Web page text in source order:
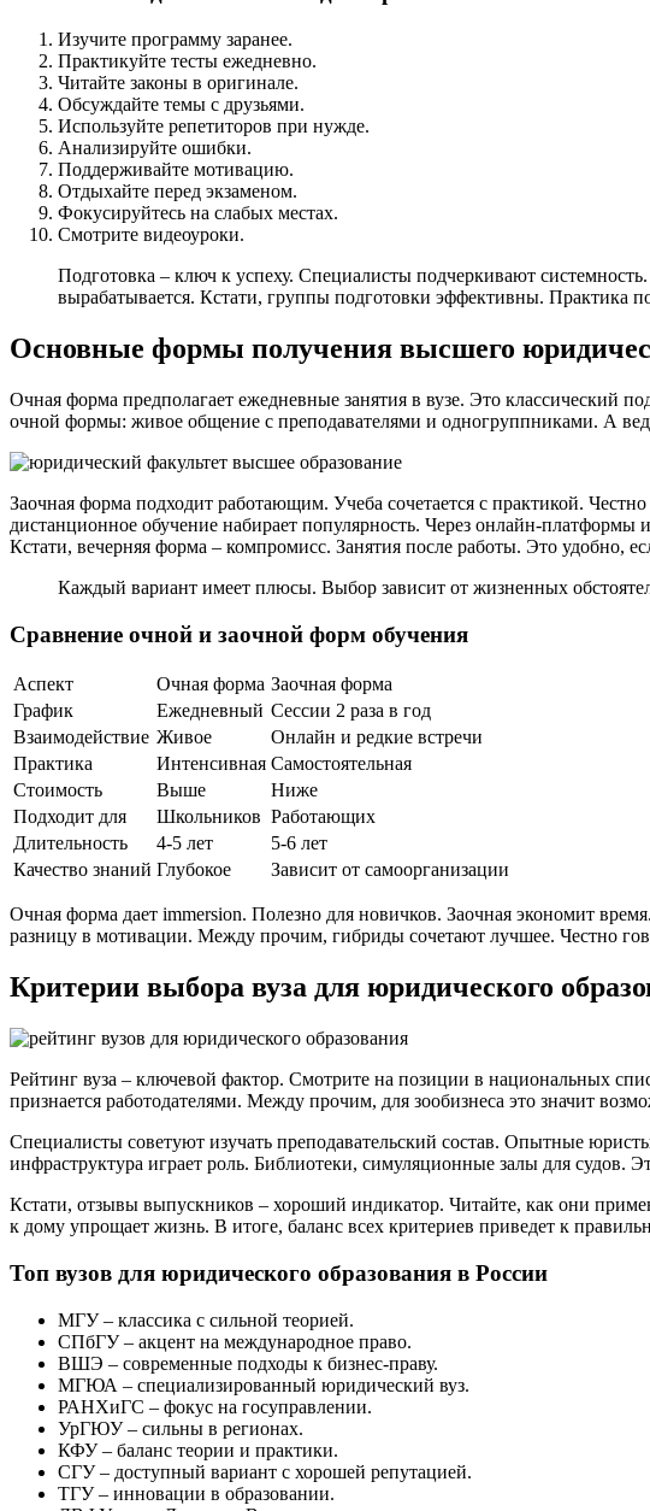
Изучите программу заранее.
Практикуйте тесты ежедневно.
Читайте законы в оригинале.
Обсуждайте темы с друзьями.
Используйте репетиторов при нужде.
Анализируйте ошибки.
Поддерживайте мотивацию.
Отдыхайте перед экзаменом.
Фокусируйтесь на слабых местах.
Смотрите видеоуроки.
Подготовка – ключ к успеху. Специалисты подчеркивают
вырабатывается. Кстати, группы подготовки эффективны. Практика
Основные формы получения высшего
Очная форма предполагает ежедневные занятия в вузе. Это классический
очной формы: живое общение с преподавателями и одногруппниками. А
Заочная форма подходит работающим. Учеба сочетается с практикой.
дистанционное обучение набирает популярность. Через онлайн-платформы
Кстати, вечерняя форма – компромисс. Занятия после работы. Это удобно,
Каждый вариант имеет плюсы. Выбор зависит от жизненных
Сравнение очной и заочной форм обучения
Аспект Очная форма Заочная форма
График
Ежедневный Сессии 2 раза в год
Взаимодействие Живое
Онлайн и редкие встречи
Практика
Интенсивная Самостоятельная
Стоимость
Выше
Ниже
Подходит для
Школьников Работающих
Длительность
4-5 лет
5-6 лет
Качество знаний Глубокое Зависит от самоорганизации
Очная форма дает immersion. Полезно для новичков. Заочная экономит
разницу в мотивации. Между прочим, гибриды сочетают лучшее. Честно
Критерии выбора вуза для юридического
Рейтинг вуза – ключевой фактор. Смотрите на позиции в национальных
признается работодателями. Между прочим, для зообизнеса это значит
Специалисты советуют изучать преподавательский состав. Опытные
инфраструктура играет роль. Библиотеки, симуляционные залы для судов.
Кстати, отзывы выпускников – хороший индикатор. Читайте, как они
к дому упрощает жизнь. В итоге, баланс всех критериев приведет к
Топ вузов для юридического образования в России
МГУ – классика с сильной теорией.
СПбГУ – акцент на международное право.
ВШЭ – современные подходы к бизнес-праву.
МГЮА – специализированный юридический вуз.
РАНХиГС – фокус на госуправлении.
УрГЮУ – сильны в регионах.
КФУ – баланс теории и практики.
СГУ – доступный вариант с хорошей репутацией.
ТГУ – инновации в образовании.